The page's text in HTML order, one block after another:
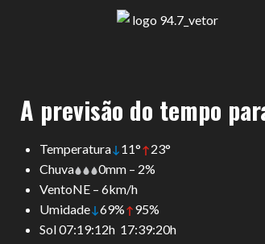
A previsão do tempo
Temperatura 11°
23°
Chuva
0mm – 2%
VentoNE – 6km/h
Umidade
69%
95%
Sol 07:19:12h 17:39:20h